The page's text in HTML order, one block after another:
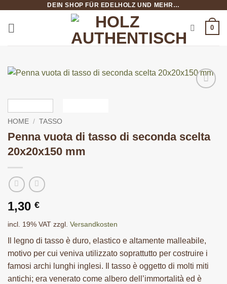
contenuti
DEIN SHOP FÜR EDELHOLZ UND MEHR…
0
HOME / TASSO
Penna vuota di tasso di seconda scelta
20x20x150 mm
1,30 €
incl. 19% VAT zzgl. Versandkosten
Il legno di tasso è duro, elastico e altamente malleabile,
motivo per cui veniva utilizzato soprattutto per costruire i
famosi archi lunghi inglesi. Il tasso è oggetto di molti miti
antichi; era venerato come albero dell’immortalità ed è